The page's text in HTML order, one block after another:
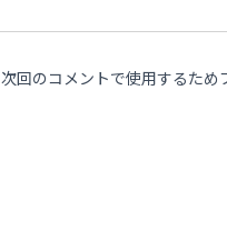
次回のコメントで使用するため